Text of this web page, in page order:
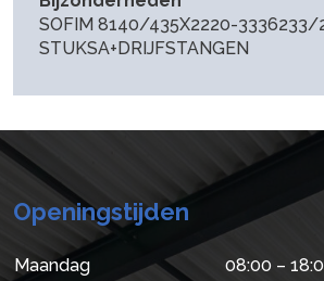
SOFIM 8140/435X2220-
STUKSA+DRIJFSTANGEN
Openingstijden
Maandag
08:00 –